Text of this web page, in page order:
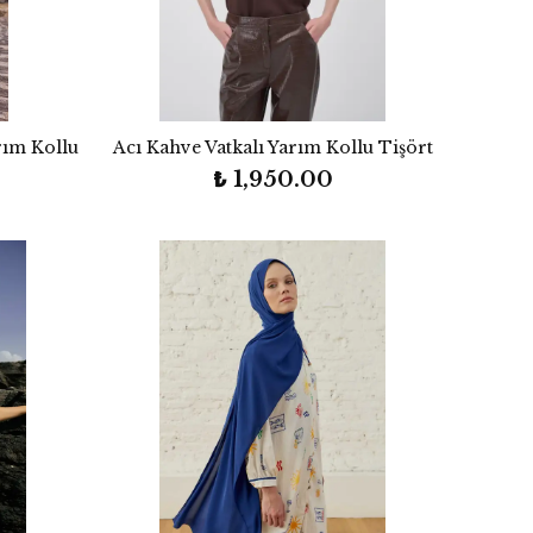
Kollu Acı Kahve Vatkalı Yarım Kollu Tişört
₺ 1,950.00